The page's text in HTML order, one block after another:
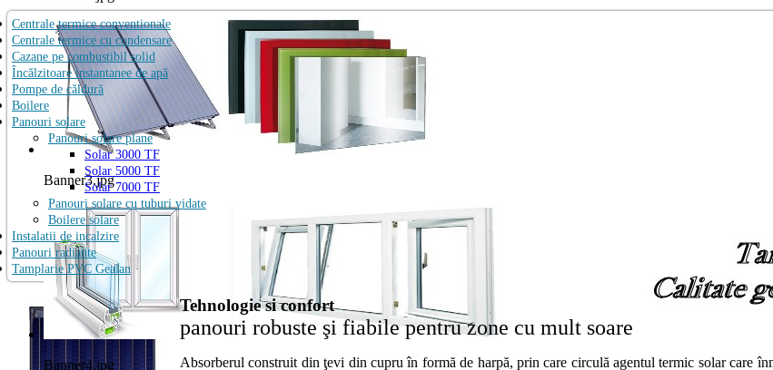
Banner3.jpg
Banner4.jpg
Centrale termice conventionale
Centrale termice cu condensare
Cazane pe combustibil solid
Încălzitoare instantanee de apă
Pompe de căldură
Boilere
Panouri solare
Panouri solare plane
Solar 3000 TF
Solar 5000 TF
Solar 7000 TF
Panouri solare cu tuburi vidate
Boilere solare
Instalatii de incalzire
Panouri radiante
Tamplarie PVC Gealan
Tehnologie si confort
panouri robuste şi fiabile pentru zone cu mult soare
Absorberul construit din ţevi din cupru în formă de harpă, prin care circulă agentul termic solar care